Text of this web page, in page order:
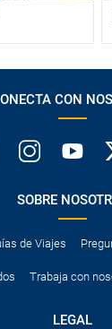
CON
SOBRE
de Viajes
Trabaja con
LEGAL